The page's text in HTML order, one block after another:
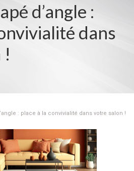
d’angle :
dans
: place à la convivialité dans votre salon !